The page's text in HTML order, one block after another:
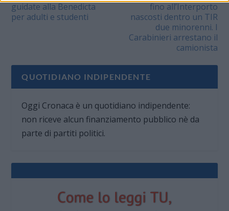
guidate alla Benedicta
per adulti e studenti
fino all’Interporto
nascosti dentro un TIR
due minorenni. I
Carabinieri arrestano il
camionista
QUOTIDIANO INDIPENDENTE
Oggi Cronaca è un quotidiano indipendente:
non riceve alcun finanziamento pubblico nè da
parte di partiti politici.